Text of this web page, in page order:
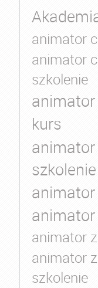
animator
animator
szkolenie
kurs
szkolenie
animator
animator
szkolenie